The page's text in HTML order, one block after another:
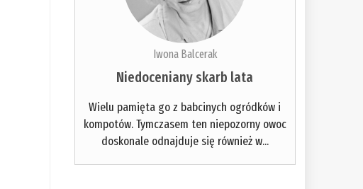
Iwona Balcerak
Niedoceniany skarb lata
Wielu pamięta go z babcinych ogródków i
kompotów. Tymczasem ten niepozorny owoc
doskonale odnajduje się również w...